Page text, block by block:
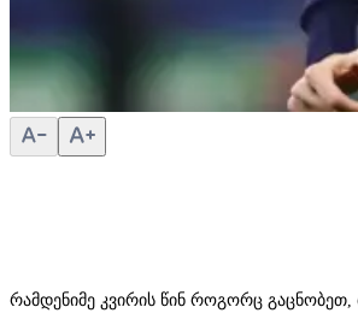
რამდენიმე კვირის წინ როგორც